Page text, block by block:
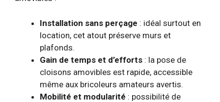
Installation sans perçage : idéal surtout en
location, cet atout préserve murs et
plafonds.
Gain de temps et d’efforts : la pose de
cloisons amovibles est rapide, accessible
même aux bricoleurs amateurs avertis.
Mobilité et modularité : possibilité de